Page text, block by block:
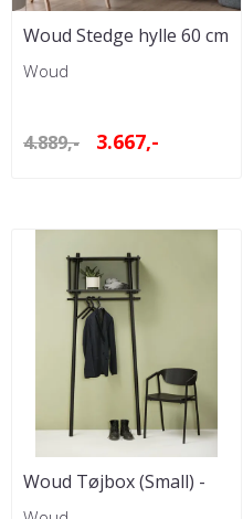
Woud Stedge hylle 60 cm
- Svartmalt Eik
Woud
4.889,- 3.667,-
Woud Tøjbox (Small) -
Svart